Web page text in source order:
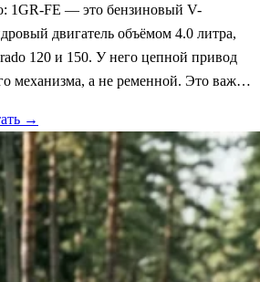
1GR-FE — это бензиновый V-
двигатель объёмом 4.0 литра,
120 и 150. У него цепной привод
механизма, а не ременной. Это важ…
→